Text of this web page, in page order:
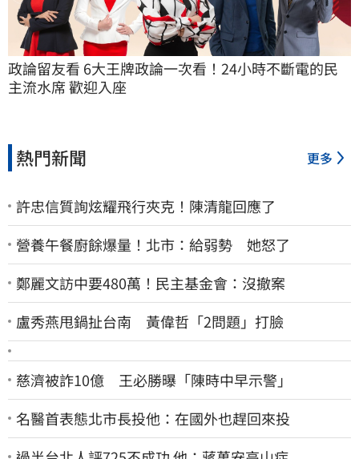
政論留友看 6大王牌政論一次看！24小時不斷電的民
主流水席 歡迎入座
熱門新聞 更多
許忠信質詢炫耀飛行夾克！陳清龍回應了
營養午餐廚餘爆量！北市：給弱勢 她怒了
鄭麗文訪中要480萬！民主基金會：沒撤案
盧秀燕甩鍋扯台南 黃偉哲「2問題」打臉
慈濟被詐10億 王必勝曝「陳時中早示警」
名醫首表態北市長投他：在國外也趕回來投